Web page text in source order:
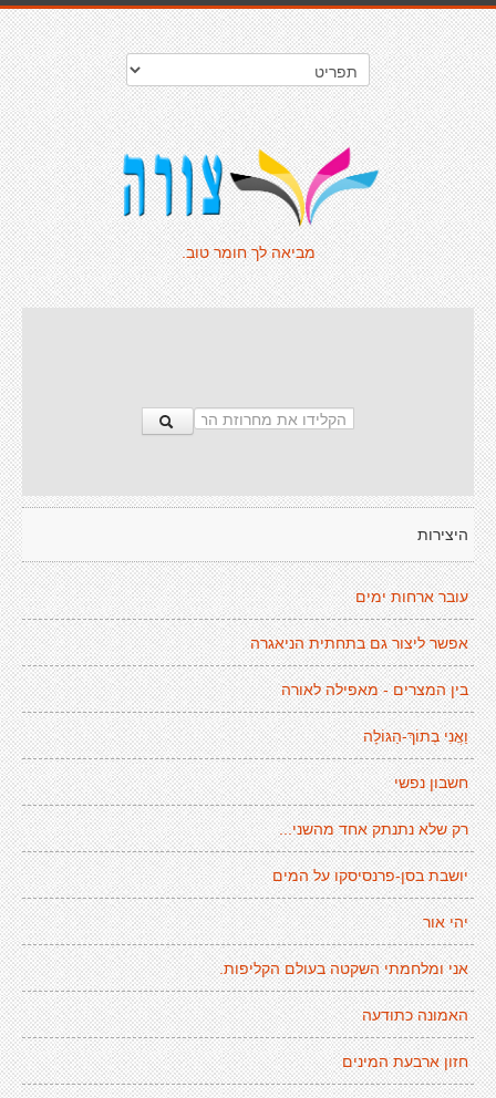
מביאה לך חומר טוב.
היצירות
עובר ארחות ימים
אפשר ליצור גם בתחתית הניאגרה
בין המצרים - מאפילה לאורה
וַאֲנִי בְתוֹךְ-הַגּוֹלָה
חשבון נפשי
רק שלא נתנתק אחד מהשני...
יושבת בסן-פרנסיסקו על המים
יהי אור
אני ומלחמתי השקטה בעולם הקליפות.
האמונה כתודעה
חזון ארבעת המינים